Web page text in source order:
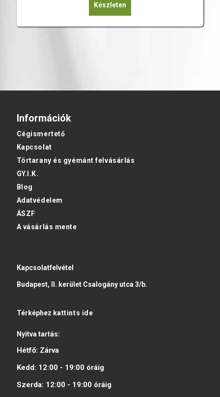
Készleten
Információk
Cégismertető
Kapcsolat
Törtarany és gyémánt felvásárlás
GY.I.K.
Blog
Adatvédelem
ÁSZF
A vásárlás mente
Kapcsolatfelvétel
Budapest, II. kerület Csalogány utca 3/b.
Térképhez kattints ide
Nyitva tartás:
Hétfő: Zárva
Kedd: 12:00 - 19:00 óráig
Szerda: 12:00 - 19:00 óráig